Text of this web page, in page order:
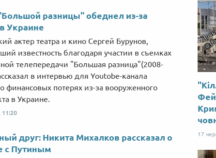
разницы" обеднел из-за
Украине
актер театра и кино Сергей Бурунов,
известность благодаря участии в съемках
телепередачи "Большая разница"(2008-
в интервью для Youtobe-канала
финансовых потерях из-за вооруженного
в Украине.
11:20
друг: Никита Михалков рассказал о
с Путиным
17